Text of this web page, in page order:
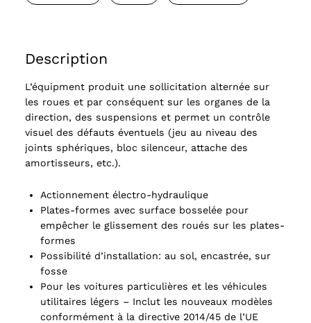
Description
L’équipment produit une sollicitation alternée sur
les roues et par conséquent sur les organes de la
direction, des suspensions et permet un contrôle
visuel des défauts éventuels (jeu au niveau des
joints sphériques, bloc silenceur, attache des
amortisseurs, etc.).
Actionnement électro-hydraulique
Plates-formes avec surface bosselée pour
empêcher le glissement des roués sur les plates-
formes
Possibilité d’installation: au sol, encastrée, sur
fosse
Pour les voitures particulières et les véhicules
utilitaires légers – Inclut les nouveaux modèles
conformément à la directive 2014/45 de l’UE